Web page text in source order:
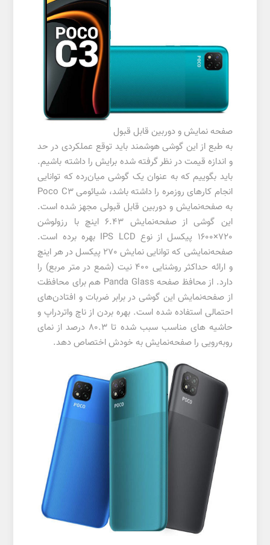
صفحه نمایش و دوربین قابل قبول
به طبع از این گوشی هوشمند باید توقع عملکردی در حد
و اندازه قیمت در نظر گرفته شده برایش را داشته باشیم.
باید بگوییم که به عنوان یک گوشی میان‌رده که توانایی
انجام کار‌های روزمره را داشته باشد، شیائومی Poco C3
به صفحه‌نمایش و دوربین قابل قبولی مجهز شده است.
این گوشی از صفحه‌نمایش 6.43 اینچ با رزولوشن
720×1600 پیکسل از نوع IPS LCD بهره برده است.
صفحه‌نمایشی که توانایی نمایش 270 پیکسل در هر اینچ
و ارائه حداکثر روشنایی 400 نیت (شمع در متر مربع) را
دارد. از محافظ صفحه Panda Glass هم برای محافظت
از صفحه‌نمایش این گوشی در برابر ضربات و افتادن‌های
احتمالی استفاده شده است. بهره بردن از ناچ واتردراپ و
حاشیه های مناسب سبب شده تا 80.3 درصد از نمای
روبه‌رویی را صفحه‌نمایش به خودش اختصاص دهد.